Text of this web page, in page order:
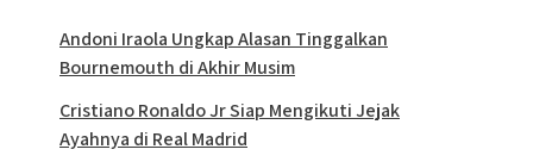
Andoni Iraola Ungkap Alasan Tinggalkan
Bournemouth di Akhir Musim
Cristiano Ronaldo Jr Siap Mengikuti Jejak
Ayahnya di Real Madrid